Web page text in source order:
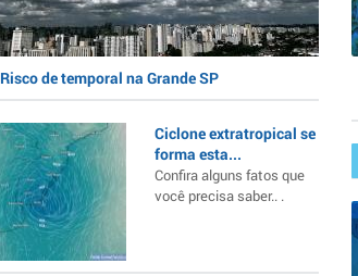
Risco de temporal na Grande SP
Ciclone extratropical se
forma esta...
Confira alguns fatos que
você precisa saber.. .